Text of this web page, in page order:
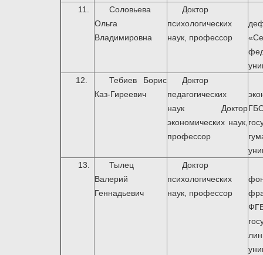
11.
Соловьева
Ольга
Владимировна
Доктор
психологических
наук, профессор
12.
Тебиев Борис
Каз-Гиреевич
Доктор
педагогических
наук Доктор
экономических наук,
профессор
13.
Тылец
Валерий
Геннадьевич
Доктор
психологических
наук, профессор